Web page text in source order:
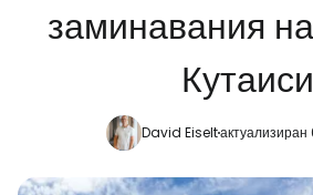
заминавания
Кутаиси
David Eiselt
Продължете с
Продължете с